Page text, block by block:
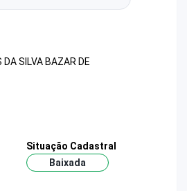
SILVA BAZAR DE
Situação Cadastral
Baixada